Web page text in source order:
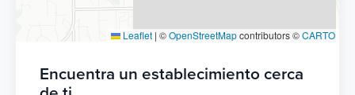
Leaflet | ©OpenStreetMapcontributors ©CARTO
Encuentra un establecimiento cerca